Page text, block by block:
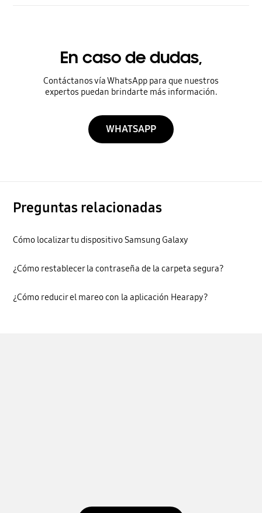
En caso de dudas,
Contáctanos vía WhatsApp para que nuestros
expertos puedan brindarte más información.
WHATSAPP
Preguntas relacionadas
Cómo localizar tu dispositivo Samsung Galaxy
¿Cómo restablecer la contraseña de la carpeta segura?
¿Cómo reducir el mareo con la aplicación Hearapy?